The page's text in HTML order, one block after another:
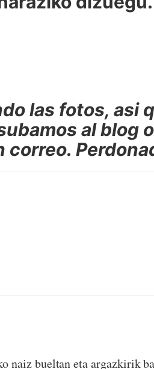
las fotos, asi
al blog
correo.
naiz bueltan eta argazkirik